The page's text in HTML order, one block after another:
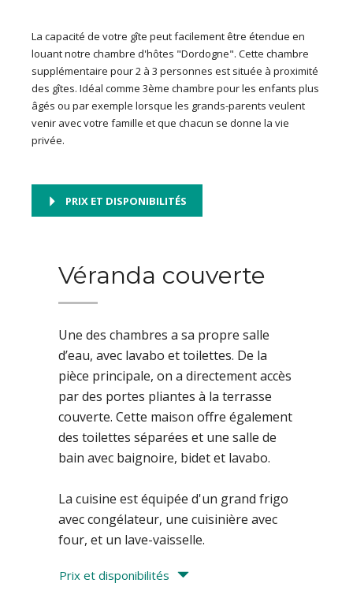
La capacité de votre gîte peut facilement être étendue en
louant notre chambre d'hôtes "Dordogne". Cette chambre
supplémentaire pour 2 à 3 personnes est située à proximité
des gîtes. Idéal comme 3ème chambre pour les enfants plus
âgés ou par exemple lorsque les grands-parents veulent
venir avec votre famille et que chacun se donne la vie
privée.
PRIX ET DISPONIBILITÉS
Véranda couverte
Une des chambres a sa propre salle
d’eau, avec lavabo et toilettes. De la
pièce principale, on a directement accès
par des portes pliantes à la terrasse
couverte. Cette maison offre également
des toilettes séparées et une salle de
bain avec baignoire, bidet et lavabo.
La cuisine est équipée d'un grand frigo
avec congélateur, une cuisinière avec
four, et un lave-vaisselle.
Prix et disponibilités